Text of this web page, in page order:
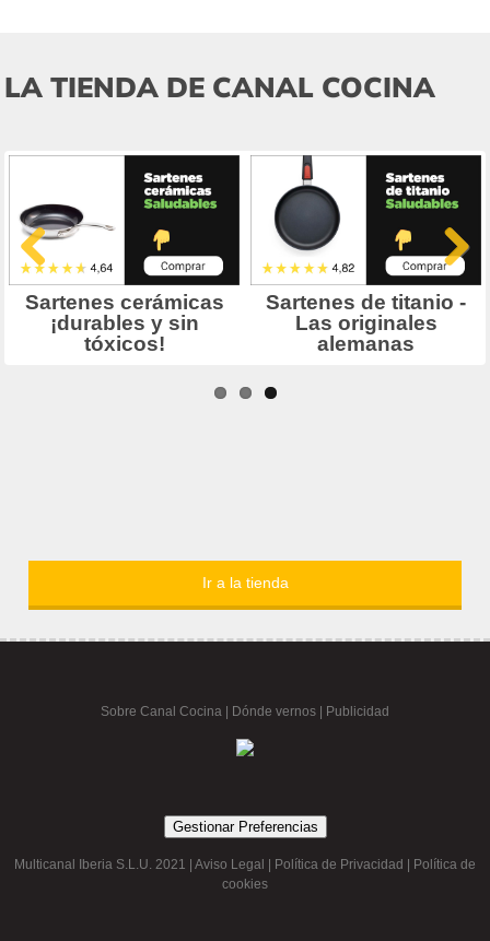
LA TIENDA DE CANAL COCINA
Ir a la tienda
Sobre Canal Cocina Dónde vernos | Publicidad
Gestionar Preferencias
Multicanal Iberia S.L.U. 2021 | Aviso Legal Política de Privacidad
Política de
cookies